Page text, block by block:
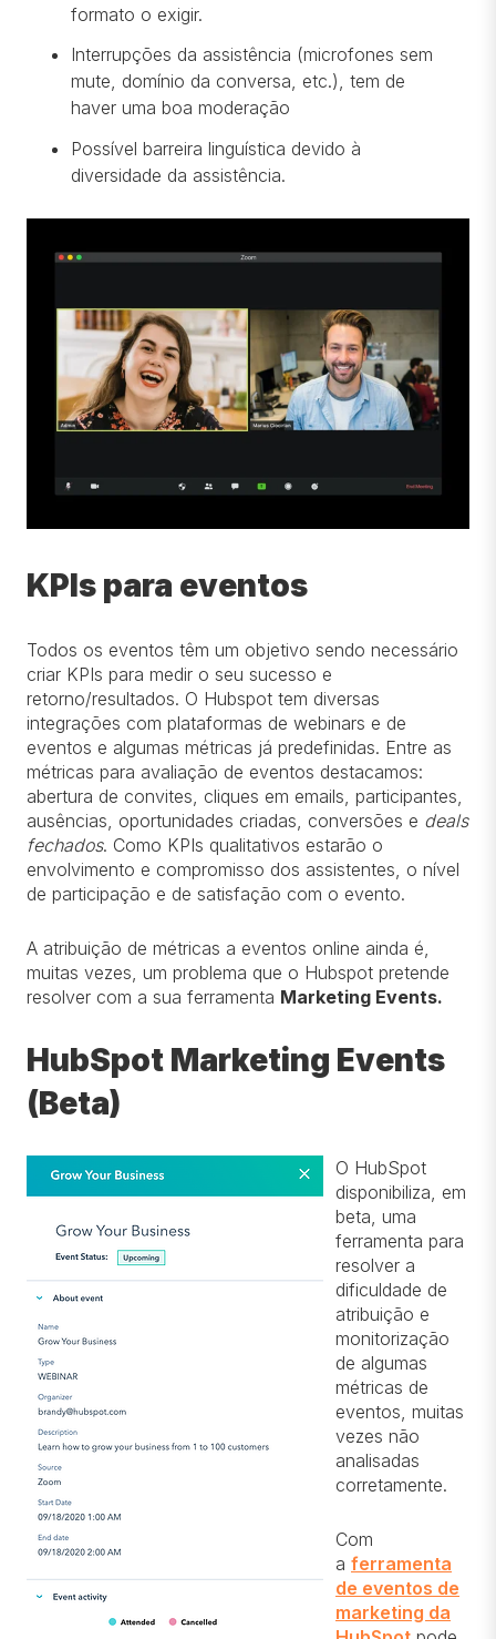
formato o exigir.
Interrupções da assistência (microfones sem
mute, domínio da conversa, etc.), tem de
haver uma boa moderação
Possível barreira linguística devido à
diversidade da assistência.
KPIs para eventos
Todos os eventos têm um objetivo sendo necessário
criar KPIs para medir o seu sucesso e
retorno/resultados. O Hubspot tem diversas
integrações com plataformas de webinars e de
eventos e algumas métricas já predefinidas. Entre as
métricas para avaliação de eventos destacamos:
abertura de convites, cliques em emails, participantes,
ausências, oportunidades criadas, conversões e deals
fechados. Como KPIs qualitativos estarão o
envolvimento e compromisso dos assistentes, o nível
de participação e de satisfação com o evento.
A atribuição de métricas a eventos online ainda é,
muitas vezes, um problema que o Hubspot pretende
resolver com a sua ferramenta Marketing Events.
HubSpot Marketing Events
(Beta)
O HubSpot
disponibiliza, em
beta, uma
ferramenta para
resolver a
dificuldade de
atribuição e
monitorização
de algumas
métricas de
eventos, muitas
vezes não
analisadas
corretamente.
Com
a ferramenta
de eventos de
marketing da